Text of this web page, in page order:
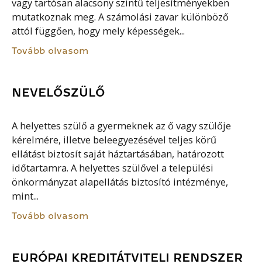
vagy tartósan alacsony szintű teljesítményekben
mutatkoznak meg. A számolási zavar különböző
attól függően, hogy mely képességek...
Tovább olvasom
NEVELŐSZÜLŐ
A helyettes szülő a gyermeknek az ő vagy szülője
kérelmére, illetve beleegyezésével teljes körű
ellátást biztosít saját háztartásában, határozott
időtartamra. A helyettes szülővel a települési
önkormányzat alapellátás biztosító intézménye,
mint...
Tovább olvasom
EURÓPAI KREDITÁTVITELI RENDSZER